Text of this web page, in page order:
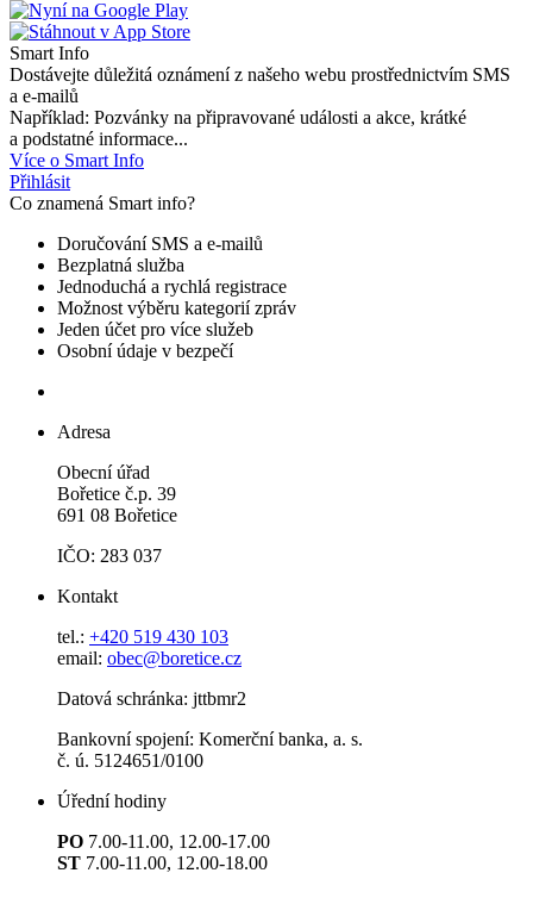
Smart Info
Dostávejte důležitá oznámení z našeho webu prostřednictvím SMS
a e-mailů
Například: Pozvánky na připravované události a akce, krátké
a podstatné informace...
Více o Smart Info
Přihlásit
Co znamená Smart info?
Doručování SMS a e-mailů
Bezplatná služba
Jednoduchá a rychlá registrace
Možnost výběru kategorií zpráv
Jeden účet pro více služeb
Osobní údaje v bezpečí
Adresa
Obecní úřad
Bořetice č.p. 39
691 08 Bořetice
IČO: 283 037
Kontakt
tel.: +420 519 430 103
email: obec@boretice.cz
Datová schránka: jttbmr2
Bankovní spojení: Komerční banka, a. s.
č. ú. 5124651/0100
Úřední hodiny
PO 7.00-11.00, 12.00-17.00
ST 7.00-11.00, 12.00-18.00